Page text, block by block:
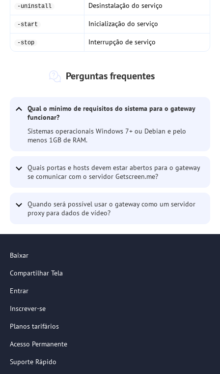
-uninstall Desinstalação do serviço
-start Inicialização do serviço
-stop Interrupção de serviço
Perguntas frequentes
Qual o mínimo de requisitos do sistema para o gateway
funcionar?
Sistemas operacionais Windows 7+ ou Debian e pelo
menos 1GB de RAM.
Quais portas e hosts devem estar abertos para o gateway
se comunicar com o servidor Getscreen.me?
Quando será possível usar o gateway como um servidor
proxy para dados de vídeo?
Baixar
Compartilhar Tela
Entrar
Inscrever-se
Planos tarifários
Acesso Permanente
Suporte Rápido